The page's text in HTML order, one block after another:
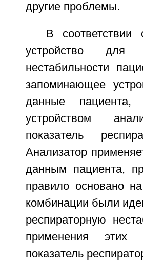
другие проблемы.
В соответствии
устройство для
нестабильности
запоминающее
данные
устройством
показатель
Анализатор
данным пациента,
правило основано
комбинации были
респираторную
применения этих
показатель